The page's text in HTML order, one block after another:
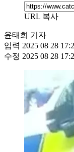
URL 복사
윤태희 기자
입력 2025 08 28
수정 2025 08 28